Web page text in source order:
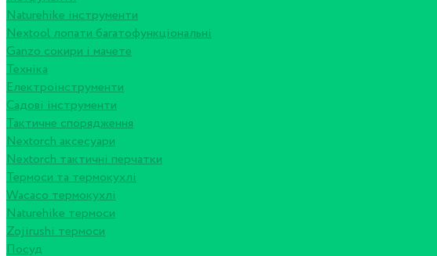
Naturehike інструменти
Nextool лопати багатофункціональні
Ganzo сокири і мачете
Техніка
Електроінструменти
Садові інструменти
Тактичне спорядження
Nextorch аксесуари
Nextorch тактичні перчатки
Термоси та термокухлі
Wacaco термокухлі
Naturehike термоси
Zojirushi термоси
Посуд